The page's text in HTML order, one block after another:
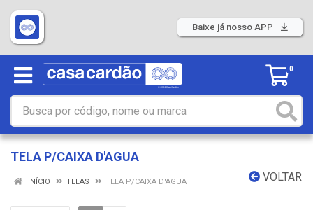
Baixe já nosso APP
0
TELA P/CAIXA D'AGUA
VOLTAR
INÍCIO TELAS TELA P/CAIXA D'AGUA